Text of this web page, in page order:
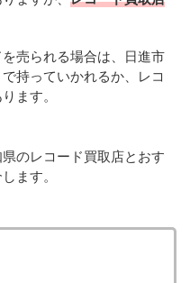
売られる場合は、日進市
持っていかれるか、レコ
ます。
のレコード買取店とおす
ます。